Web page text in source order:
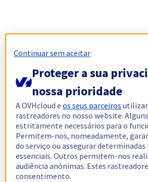
Continuar sem aceitar
Proteger a sua
nossa prioridade
A OVHcloud eos seus parceiros
rastreadores no nosso website.
estritamente necessários para o
Permitem-nos, nomeadamente,
do serviço ou assegurar
essenciais. Outros permitem-nos
audiência anónimas. Estes
consentimento.